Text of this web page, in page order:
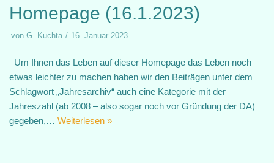
Homepage (16.1.2023)
von G. Kuchta 16. Januar 2023
Um Ihnen das Leben auf dieser Homepage das Leben noch
etwas leichter zu machen haben wir den Beiträgen unter dem
Schlagwort „Jahresarchiv“ auch eine Kategorie mit der
Jahreszahl (ab 2008 – also sogar noch vor Gründung der DA)
gegeben,… Weiterlesen »